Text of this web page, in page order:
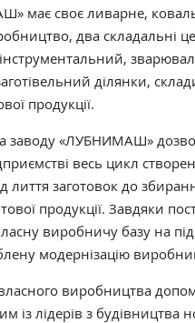
має своє ливарне,
два складальні
ділянки,
продукції.
заводу «ЛУБНИМАШ»
весь цикл
лиття заготовок до
продукції. Завдяки
виробничу базу на
модернізацію
виробництва
із лідерів з будівництва